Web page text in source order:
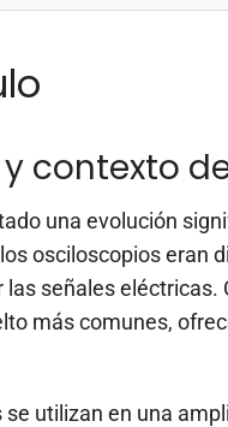
contexto
una evolución
osciloscopios eran
señales eléctricas.
más comunes,
utilizan en una